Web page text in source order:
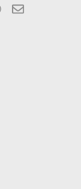
WhatsApp
E-posta